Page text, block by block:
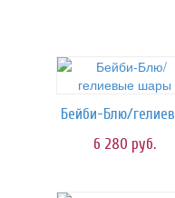
6 280 руб.